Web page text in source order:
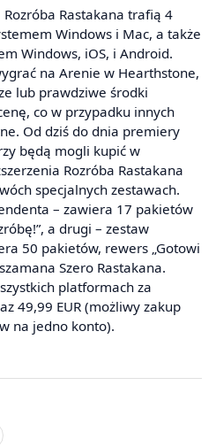
Rastakana trafią 4
Windows i Mac, a także
Windows, iOS, i Android.
na Arenie w Hearthstone,
lub prawdziwe środki
co w przypadku innych
Od dziś do dnia premiery
będą mogli kupić w
Rozróba Rastakana
specjalnych zestawach.
– zawiera 17 pakietów
a drugi – zestaw
50 pakietów, rewers „Gotowi
Szero Rastakana.
platformach za
49,99 EUR (możliwy zakup
na jedno konto).